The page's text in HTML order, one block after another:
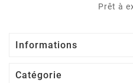
Prêt à
Informations
Catégorie